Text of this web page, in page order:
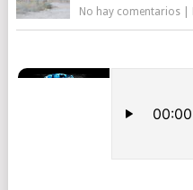
No hay comentarios|